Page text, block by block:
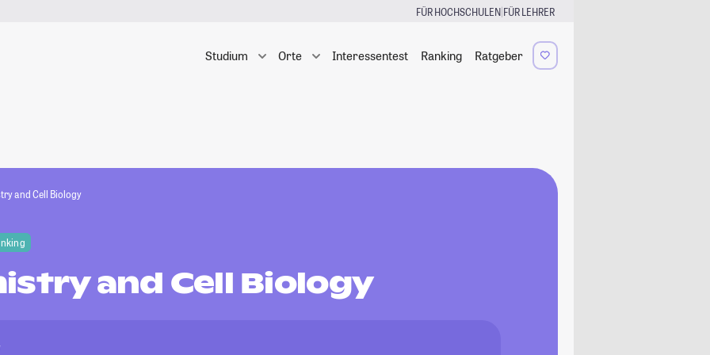
FÜR HOCHSCHULEN|FÜR LEHRER
Studium Orte Interessentest Ranking Ratgeber
and Cell Biology
and Cell Biology